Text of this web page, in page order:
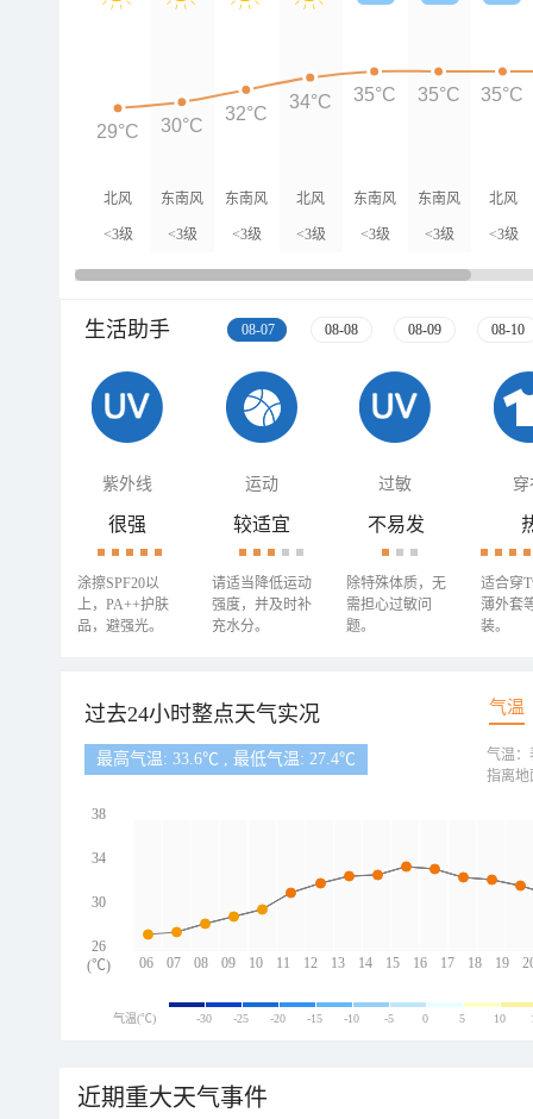
北风
<3级
东南风
<3级
东南风
<3级
北风
<3级
东南风
<3级
东南风
<3级
北风
<3级
29°C 30°C
32°C
34°C 35°C 35°C 35°C
生活助手 08-07 08-08 08-09 08-10
紫外线 运动 过敏 穿
很强
涂擦SPF20以
上，PA++护肤
品，避强光。
较适宜
请适当降低运动
强度，并及时补
充水分。
不易发
除特殊体质，无
需担心过敏问
题。
适合穿
薄外套
装。
过去24小时整点天气实况 气温
最高气温: 33.6℃ , 最低气温: 27.4℃
06 07 08 09 10 11 12 13 14 15 16 17 18 19
38
34
30
26
(℃)
气温：
指离地
气温(℃) -30 -25 -20 -15 -10 -5 0 5 10
近期重大天气事件